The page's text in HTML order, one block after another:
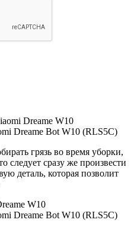
Dreame Bot W10 (RLS5C)
грязь во время уборки,
следует сразу же произвести
деталь, которая позволит
Dreame Bot W10 (RLS5C)